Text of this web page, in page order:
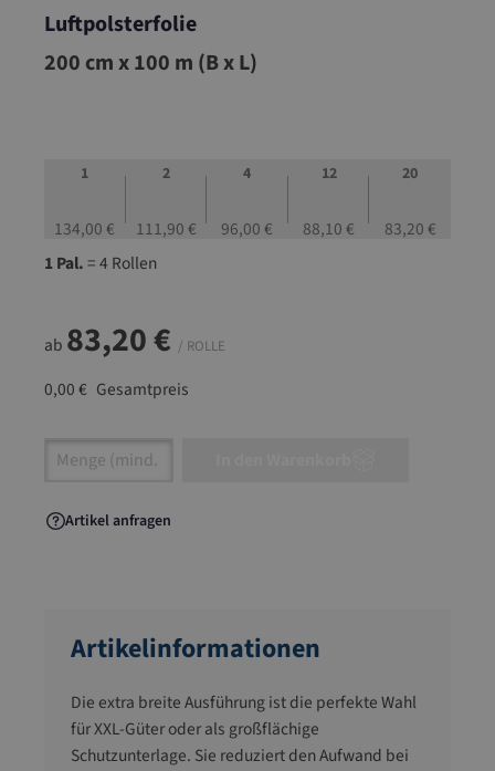
Luftpolsterfolie
05.LP200100
200 cm x 100 m (B x L)
1
134,00 €
2
111,90 €
4
96,00 €
12
88,10 €
20
83,20 €
1 Pal.= 4 Rollen
ab 83,20 € / ROLLE
0,00 € Gesamtpreis
Artikel Anzahl: Gib den gewünschten Wert
Artikel anfragen
Artikelinformationen
Die extra breite Ausführung ist die perfekte Wahl
für XXL-Güter oder als großflächige
Schutzunterlage. Sie reduziert den Aufwand bei